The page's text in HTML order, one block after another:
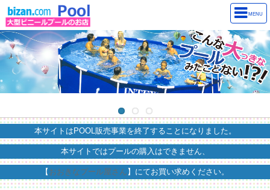
MENU
本サイトはPOOL販売事業を終了することになりました。
本サイトではプールの購入はできません、
【 おおきなプール屋さん 】にてお買い求めください。